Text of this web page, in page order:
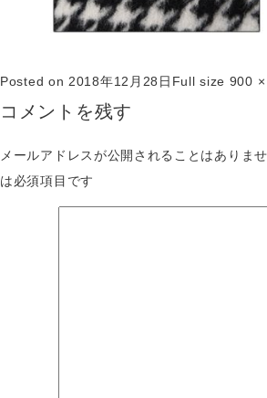
Posted on 2018年12月28日 Full size 900
コメントを残す
メールアドレスが公開されることはありませ
は必須項目です